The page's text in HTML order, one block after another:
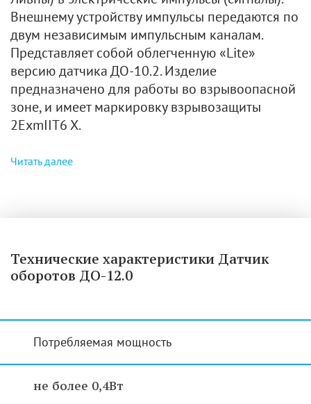
Внешнему устройству импульсы передаются по
двум независимым импульсным каналам.
Представляет собой облегченную «Lite»
версию датчика ДО-10.2. Изделие
предназначено для работы во взрывоопасной
зоне, и имеет маркировку взрывозащиты
2ЕхmIIT6 X.
Читать далее
Технические характеристики Датчик
оборотов ДО-12.0
Потребляемая мощность
не более 0,4Вт